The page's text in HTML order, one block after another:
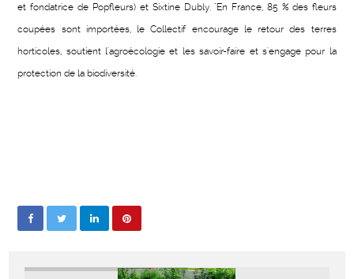
et fondatrice de Popfleurs) et Sixtine Dubly. "En France, 85 % des fleurs
coupées sont importées, le Collectif encourage le retour des terres
horticoles, soutient l'agroécologie et les savoir-faire et s'engage pour la
protection de la biodiversité.